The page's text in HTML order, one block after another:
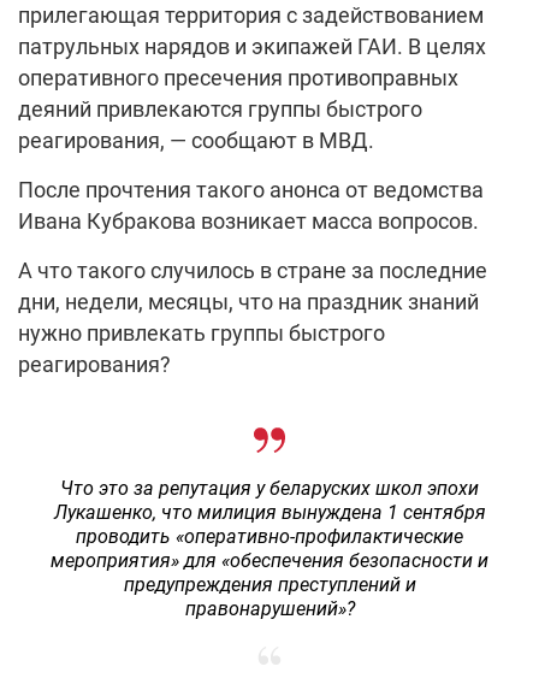
прилегающая территория с задействованием
патрульных нарядов и экипажей ГАИ. В целях
оперативного пресечения противоправных
деяний привлекаются группы быстрого
реагирования, — сообщают в МВД.
После прочтения такого анонса от ведомства
Ивана Кубракова возникает масса вопросов.
А что такого случилось в стране за последние
дни, недели, месяцы, что на праздник знаний
нужно привлекать группы быстрого
реагирования?
Что это за репутация у беларуских школ эпохи
Лукашенко, что милиция вынуждена 1 сентября
проводить «оперативно-профилактические
мероприятия» для «обеспечения безопасности и
предупреждения преступлений и
правонарушений»?